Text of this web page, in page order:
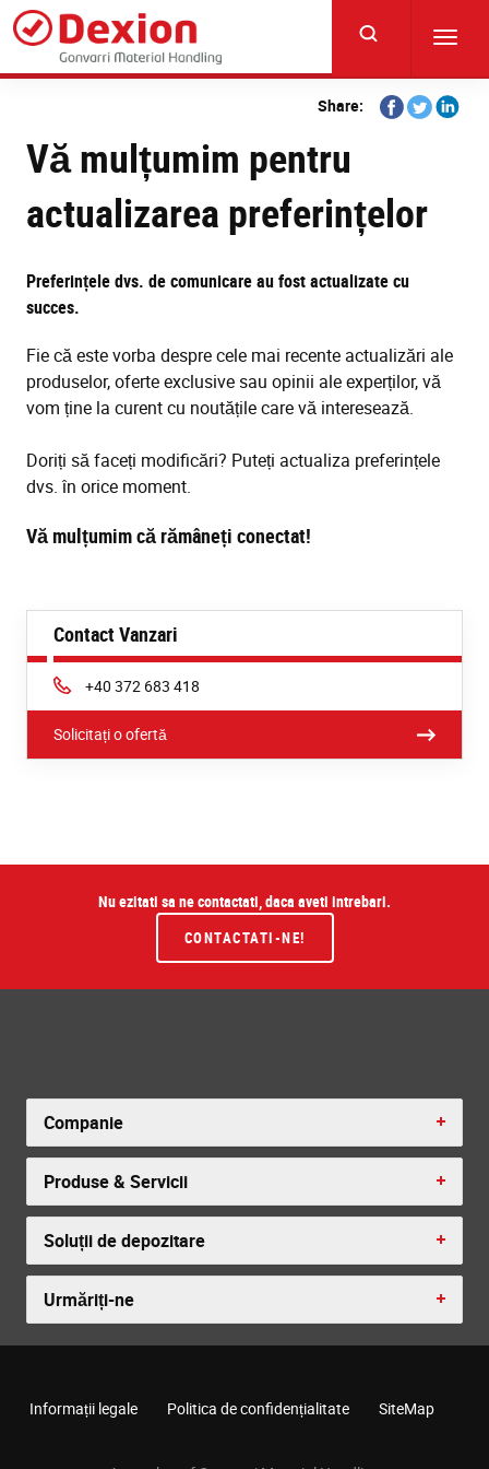
Skip
main
content
Share:
Share
on
Share
on
Share
Vă mulțumim pentru
actualizarea preferințelor
Preferințele dvs. de comunicare au fost actualizate cu
succes.
Fie că este vorba despre cele mai recente actualizări ale
produselor, oferte exclusive sau opinii ale experților, vă
vom ține la curent cu noutățile care vă interesează.
Doriți să faceți modificări? Puteți actualiza preferințele
dvs. în orice moment.
Vă mulțumim că rămâneți conectat!
Contact Vanzari
Phone:
+40 372 683 418
Solicitați o ofertă
Nu ezitati sa ne contactati, daca aveti intrebari.
CONTACTATI-NE!
Companie
Produse & Servicii
Soluții de depozitare
Urmăriți-ne
Informații legale Politica de confidențialitate SiteMap